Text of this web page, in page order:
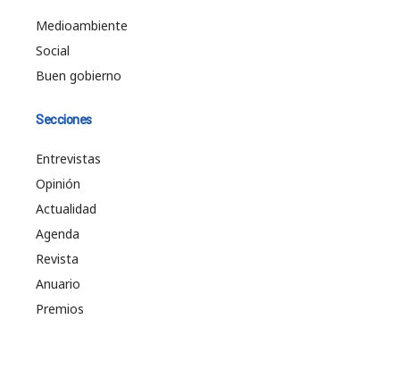
Medioambiente
Social
Buen gobierno
Secciones
Entrevistas
Opinión
Actualidad
Agenda
Revista
Anuario
Premios